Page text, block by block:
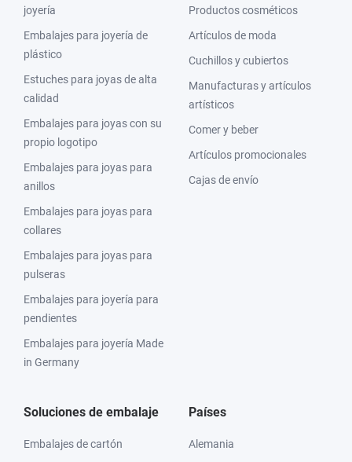
joyería
Embalajes para joyería de
plástico
Estuches para joyas de alta
calidad
Embalajes para joyas con su
propio logotipo
Embalajes para joyas para
anillos
Embalajes para joyas para
collares
Embalajes para joyas para
pulseras
Embalajes para joyería para
pendientes
Embalajes para joyería Made
in Germany
Productos cosméticos
Artículos de moda
Cuchillos y cubiertos
Manufacturas y artículos
artísticos
Comer y beber
Artículos promocionales
Cajas de envío
Soluciones de embalaje
Embalajes de cartón
Países
Alemania